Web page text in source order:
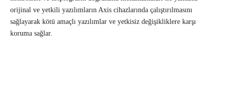
orijinal ve yetkili yazılımların Axis cihazlarında çalıştırılmasını
sağlayarak kötü amaçlı yazılımlar ve yetkisiz değişikliklere karşı
koruma sağlar.